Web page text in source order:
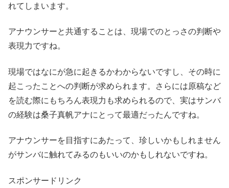
れてしまいます。
アナウンサーと共通することは、現場でのとっさの判断や
表現力ですね。
現場ではなにが急に起きるかわからないですし、その時に
起こったことへの判断が求められます。さらには原稿など
を読む際にもちろん表現力も求められるので、実はサンバ
の経験は桑子真帆アナにとって最適だったんですね。
アナウンサーを目指すにあたって、珍しいかもしれません
がサンバに触れてみるのもいいのかもしれないですね。
スポンサードリンク